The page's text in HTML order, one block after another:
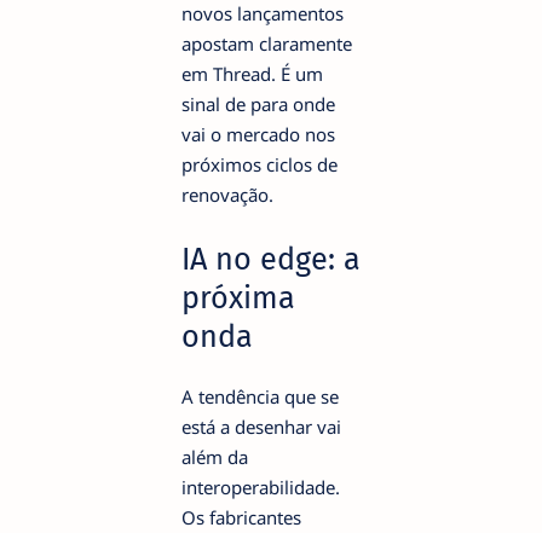
novos lançamentos
apostam claramente
em Thread. É um
sinal de para onde
vai o mercado nos
próximos ciclos de
renovação.
IA no edge: a
próxima
onda
A tendência que se
está a desenhar vai
além da
interoperabilidade.
Os fabricantes